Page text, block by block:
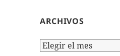
ARCHIVOS
Archivos